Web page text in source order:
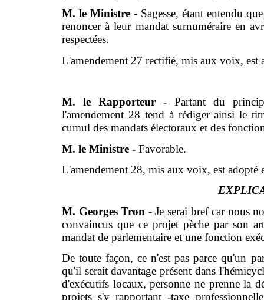
M. le Ministre - Sagesse, étant entendu
renoncer à leur mandat surnuméraire en
respectées.
L'amendement 27 rectifié, mis aux voix, est
M. le Rapporteur - Partant du
l'amendement 28 tend à rédiger ainsi le
cumul des mandats électoraux et des
M. le Ministre - Favorable.
L'amendement 28, mis aux voix, est adopté
M. Georges Tron -Je serai bref car nous
convaincus que ce projet pèche par son
mandat de parlementaire et une fonction
De toute façon, ce n'est pas parce qu'un
qu'il serait davantage présent dans
d'exécutifs locaux, personne ne prenne la
projets s'y rapportant -taxe